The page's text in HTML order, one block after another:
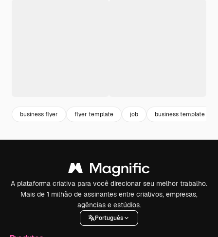
business flyer flyer template job business template
A plataforma criativa para você direcionar seu melhor trabalho.
Mais de 1 milhão de assinantes entre criativos, empresas,
agências e estúdios.
Português